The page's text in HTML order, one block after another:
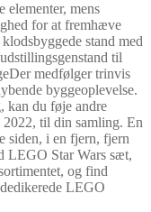
elementer, mens
for at fremhæve
stand med
til
medfølger trinvis
byggeoplevelse.
kan du føje andre
til din samling. En
siden, i en fjern, fjern
LEGO Star Wars sæt,
og find
LEGO